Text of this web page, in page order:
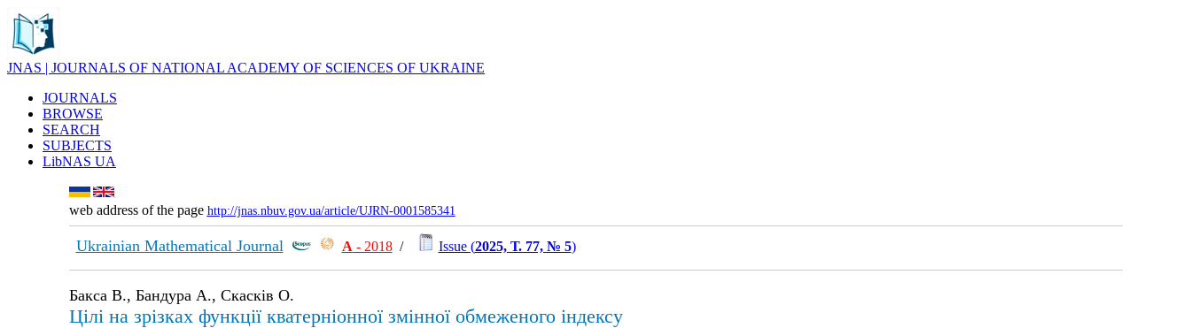
JNAS | JOURNALS OF NATIONAL ACADEMY OF SCIENCES OF UKRAINE
JOURNALS
BROWSE
SEARCH
SUBJECTS
LibNAS UA
web address of the page http://jnas.nbuv.gov.ua/article/UJRN-0001585341
Ukrainian Mathematical Journal А - 2018/ Issue (2025, Т. 77, № 5)
Бакса В., Бандура А., Скасків О.
Цілі на зрізках функції кватерніонної змінної обмеженого індексу